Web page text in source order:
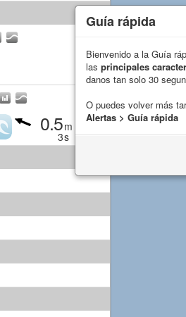
0.5m
3s
Guía rápida
Bienvenido a la Guía
las principales
danos tan solo 30
O puedes volver más
Alertas > Guía rápida